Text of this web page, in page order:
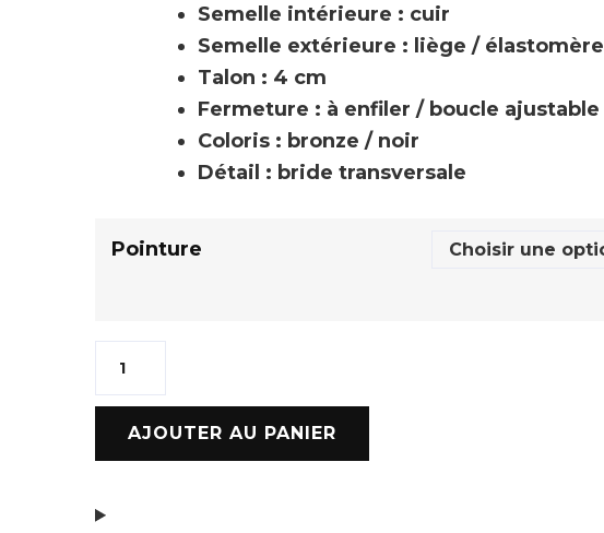
Semelle intérieure : cuir
Semelle extérieure : liège / élastomère
Talon : 4 cm
Fermeture : à enfiler / boucle ajustable
Coloris : bronze / noir
Détail : bride transversale
Pointure
AJOUTER AU PANIER